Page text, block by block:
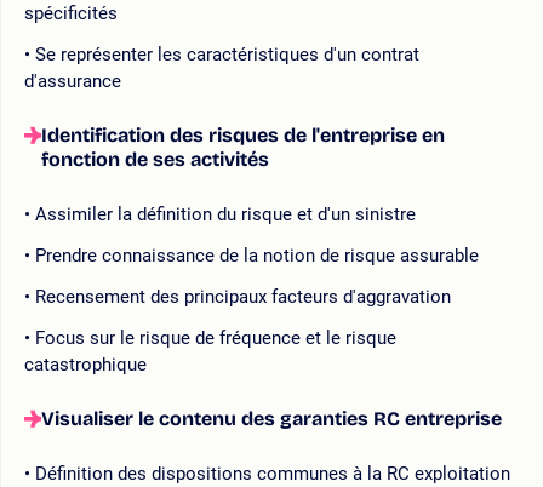
spécificités
Se représenter les caractéristiques d'un contrat
d'assurance
Identification des risques de l'entreprise en
fonction de ses activités
Assimiler la définition du risque et d'un sinistre
Prendre connaissance de la notion de risque assurable
Recensement des principaux facteurs d'aggravation
Focus sur le risque de fréquence et le risque
catastrophique
Visualiser le contenu des garanties RC entreprise
Définition des dispositions communes à la RC exploitation